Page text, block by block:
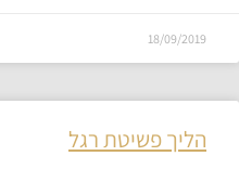
18/09/2019
הליך פשיטת רגל